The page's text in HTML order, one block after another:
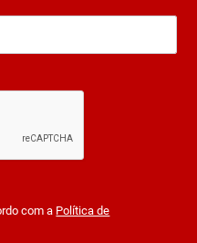
com a Política de